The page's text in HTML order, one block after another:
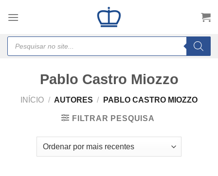
Products
search
Pablo Castro Miozzo
INÍCIO / AUTORES / PABLO CASTRO MIOZZO
FILTRAR PESQUISA